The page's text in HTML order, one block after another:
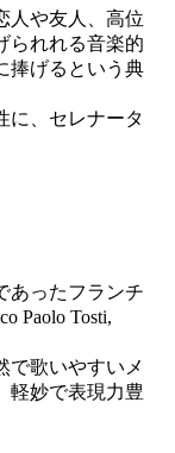
人や友人、高位
られれる音楽的
捧げるという典
に、セレナータ
あったフランチ
Paolo Tosti,
で歌いやすいメ
軽妙で表現力豊